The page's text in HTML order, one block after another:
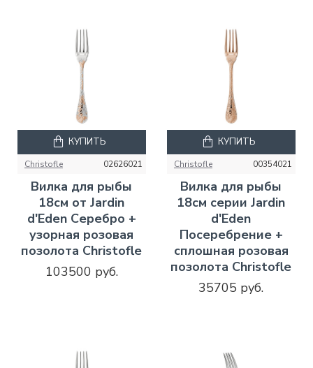
Christofle 02626021
Вилка для рыбы
18см от Jardin
d'Eden Серебро +
узорная розовая
позолота Christofle
103500 руб.
КУПИТЬ
Christofle 00354021
Вилка для рыбы
18см серии Jardin
d'Eden
Посеребрение +
сплошная розовая
позолота Christofle
35705 руб.
КУПИТЬ